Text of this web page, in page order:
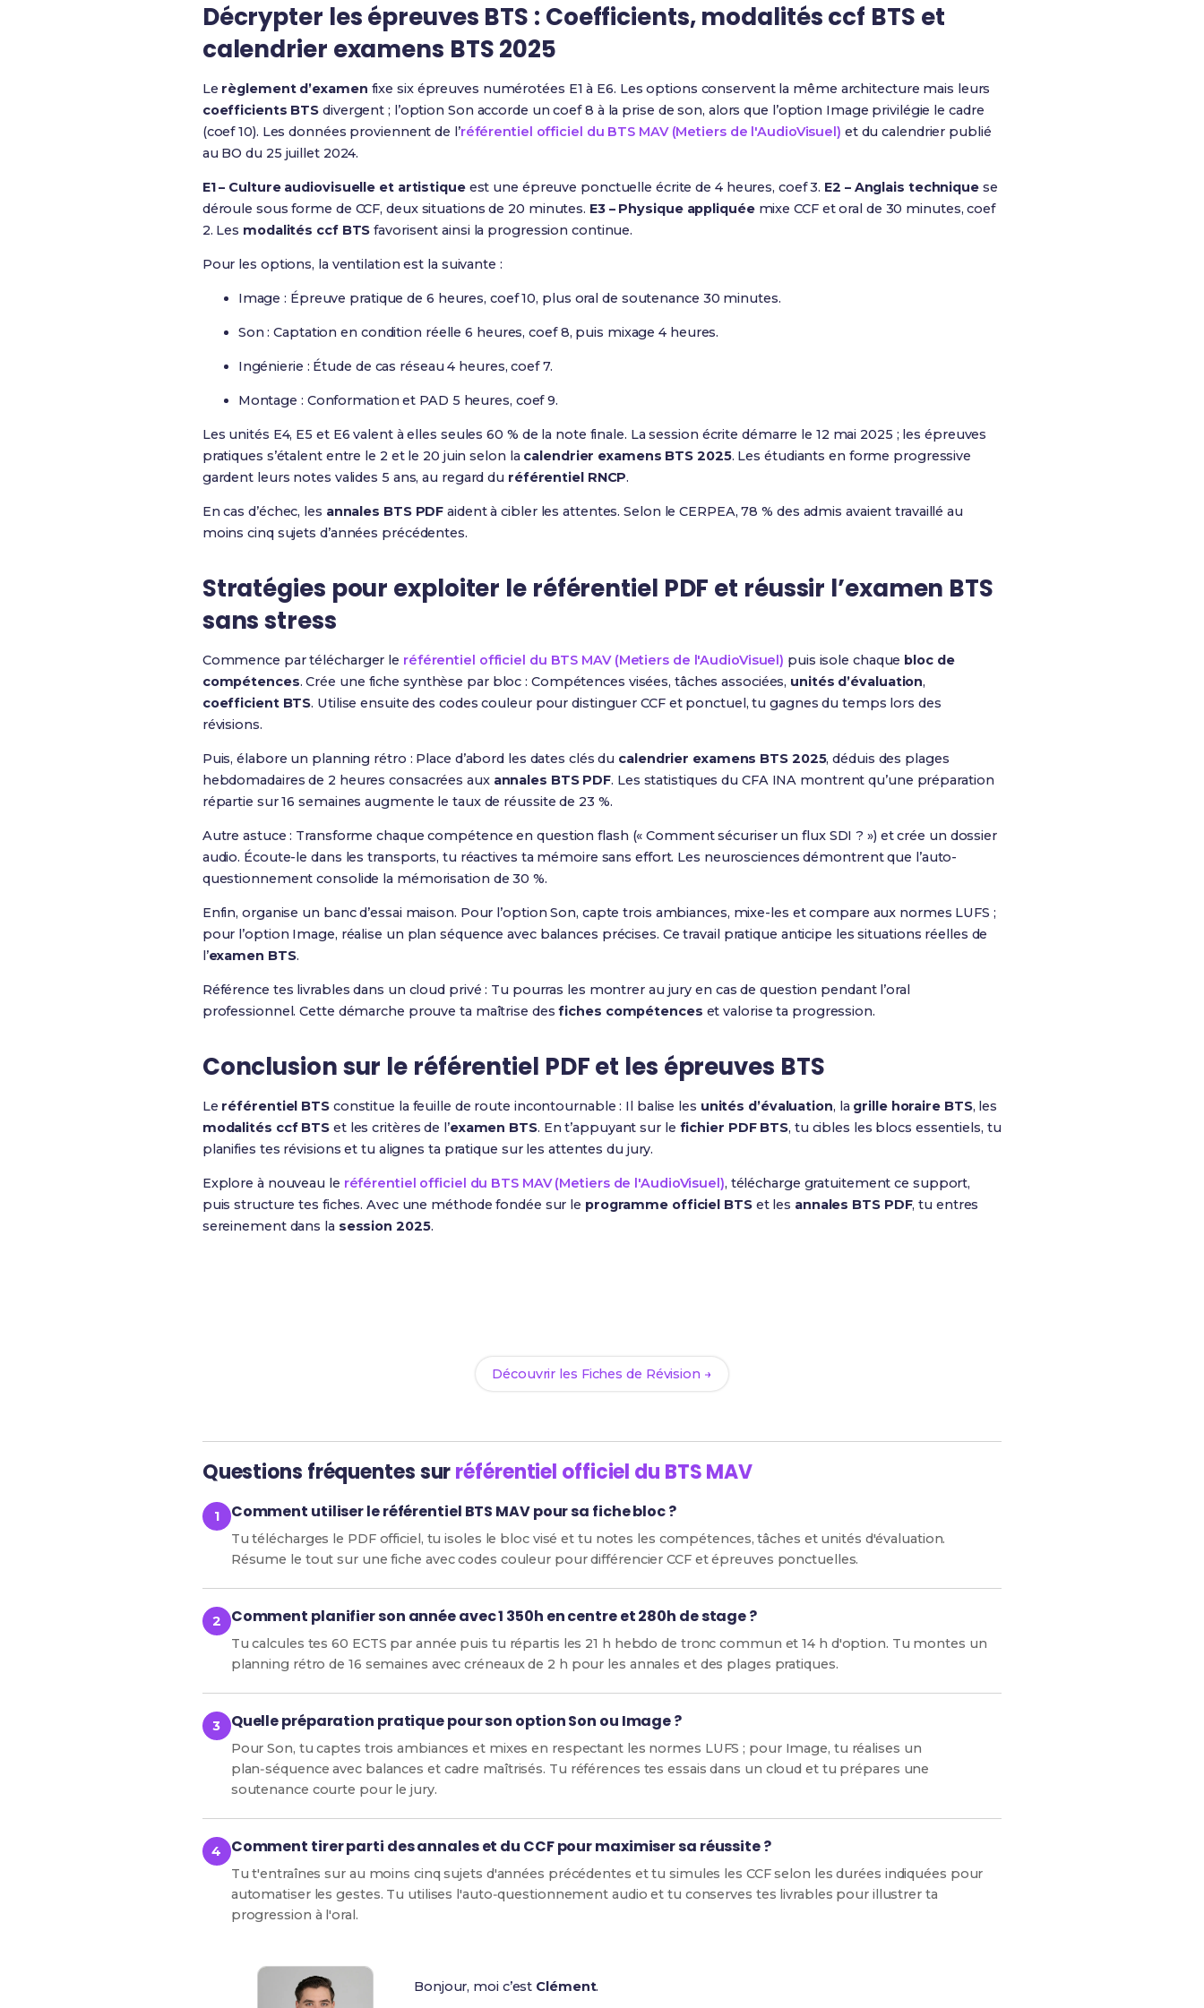
Décrypter les épreuves BTS : Coefficients, modalités ccf BTS et
calendrier examens BTS 2025
Le règlement d’examen fixe six épreuves numérotées E1 à E6. Les options conservent la même architecture mais leurs
coefficients BTS divergent ; l’option Son accorde un coef 8 à la prise de son, alors que l’option Image privilégie le cadre
(coef 10). Les données proviennent de l’référentiel officiel du BTS MAV (Metiers de l'AudioVisuel) et du calendrier publié
au BO du 25 juillet 2024.
E1 – Culture audiovisuelle et artistiqueest une épreuve ponctuelle écrite de 4 heures, coef 3. E2 – Anglais techniquese
déroule sous forme de CCF, deux situations de 20 minutes. E3 – Physique appliquéemixe CCF et oral de 30 minutes, coef
2. Les modalités ccf BTS favorisent ainsi la progression continue.
Pour les options, la ventilation est la suivante :
Image : Épreuve pratique de 6 heures, coef 10, plus oral de soutenance 30 minutes.
Son : Captation en condition réelle 6 heures, coef 8, puis mixage 4 heures.
Ingénierie : Étude de cas réseau 4 heures, coef 7.
Montage : Conformation et PAD 5 heures, coef 9.
Les unités E4, E5 et E6 valent à elles seules 60 % de la note finale. La session écrite démarre le 12 mai 2025 ; les épreuves
pratiques s’étalent entre le 2 et le 20 juin selon la calendrier examens BTS 2025. Les étudiants en forme progressive
gardent leurs notes valides 5 ans, au regard du référentiel RNCP.
En cas d’échec, les annales BTS PDF aident à cibler les attentes. Selon le CERPEA, 78 % des admis avaient travaillé au
moins cinq sujets d’années précédentes.
Stratégies pour exploiter le référentiel PDF et réussir l’examen BTS
sans stress
Commence par télécharger le référentiel officiel du BTS MAV (Metiers de l'AudioVisuel) puis isole chaque bloc de
compétences. Crée une fiche synthèse par bloc : Compétences visées, tâches associées, unités d’évaluation,
coefficient BTS. Utilise ensuite des codes couleur pour distinguer CCF et ponctuel, tu gagnes du temps lors des
révisions.
Puis, élabore un planning rétro : Place d’abord les dates clés du calendrier examens BTS 2025, déduis des plages
hebdomadaires de 2 heures consacrées aux annales BTS PDF. Les statistiques du CFA INA montrent qu’une préparation
répartie sur 16 semaines augmente le taux de réussite de 23 %.
Autre astuce : Transforme chaque compétence en question flash (« Comment sécuriser un flux SDI ? ») et crée un dossier
audio. Écoute-le dans les transports, tu réactives ta mémoire sans effort. Les neurosciences démontrent que l’auto-
questionnement consolide la mémorisation de 30 %.
Enfin, organise un banc d’essai maison. Pour l’option Son, capte trois ambiances, mixe-les et compare aux normes LUFS ;
pour l’option Image, réalise un plan séquence avec balances précises. Ce travail pratique anticipe les situations réelles de
l’examen BTS.
Référence tes livrables dans un cloud privé : Tu pourras les montrer au jury en cas de question pendant l’oral
professionnel. Cette démarche prouve ta maîtrise desfiches compétences et valorise ta progression.
Conclusion sur le référentiel PDF et les épreuves BTS
Le référentiel BTSconstitue la feuille de route incontournable : Il balise les unités d’évaluation, la grille horaire BTS, les
modalités ccf BTS et les critères de l’examen BTS. En t’appuyant sur le fichier PDF BTS, tu cibles les blocs essentiels, tu
planifies tes révisions et tu alignes ta pratique sur les attentes du jury.
Explore à nouveau le référentiel officiel du BTS MAV (Metiers de l'AudioVisuel), télécharge gratuitement ce support,
puis structure tes fiches. Avec une méthode fondée sur le programme officiel BTSet les annales BTS PDF, tu entres
sereinement dans la session 2025.
Découvrir les Fiches de Révision →
Questions fréquentes surréférentiel officiel du BTS MAV
Comment utiliser le référentiel BTS MAV pour sa fiche bloc ?
Tu télécharges le PDF officiel, tu isoles le bloc visé et tu notes les compétences, tâches et unités d'évaluation.
Résume le tout sur une fiche avec codes couleur pour différencier CCF et épreuves ponctuelles.
Comment planifier son année avec 1 350h en centre et 280h de stage ?
Tu calcules tes 60 ECTS par année puis tu répartis les 21 h hebdo de tronc commun et 14 h d'option. Tu montes un
planning rétro de 16 semaines avec créneaux de 2 h pour les annales et des plages pratiques.
Quelle préparation pratique pour son option Son ou Image ?
Pour Son, tu captes trois ambiances et mixes en respectant les normes LUFS ; pour Image, tu réalises un
plan‑séquence avec balances et cadre maîtrisés. Tu références tes essais dans un cloud et tu prépares une
soutenance courte pour le jury.
Comment tirer parti des annales et du CCF pour maximiser sa réussite ?
Tu t'entraînes sur au moins cinq sujets d'années précédentes et tu simules les CCF selon les durées indiquées pour
automatiser les gestes. Tu utilises l'auto‑questionnement audio et tu conserves tes livrables pour illustrer ta
progression à l'oral.
Bonjour, moi c’est Clément.